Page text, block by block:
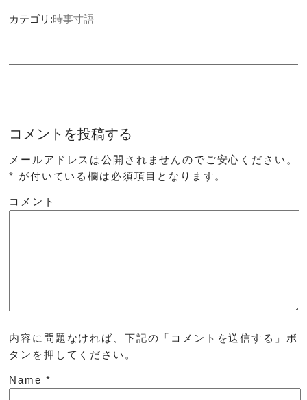
カテゴリ:時事寸語
コメントを投稿する
メールアドレスは公開されませんのでご安心ください。
* が付いている欄は必須項目となります。
コメント
内容に問題なければ、下記の「コメントを送信する」ボ
タンを押してください。
Name *